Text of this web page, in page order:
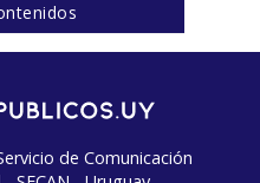
de Comunicación